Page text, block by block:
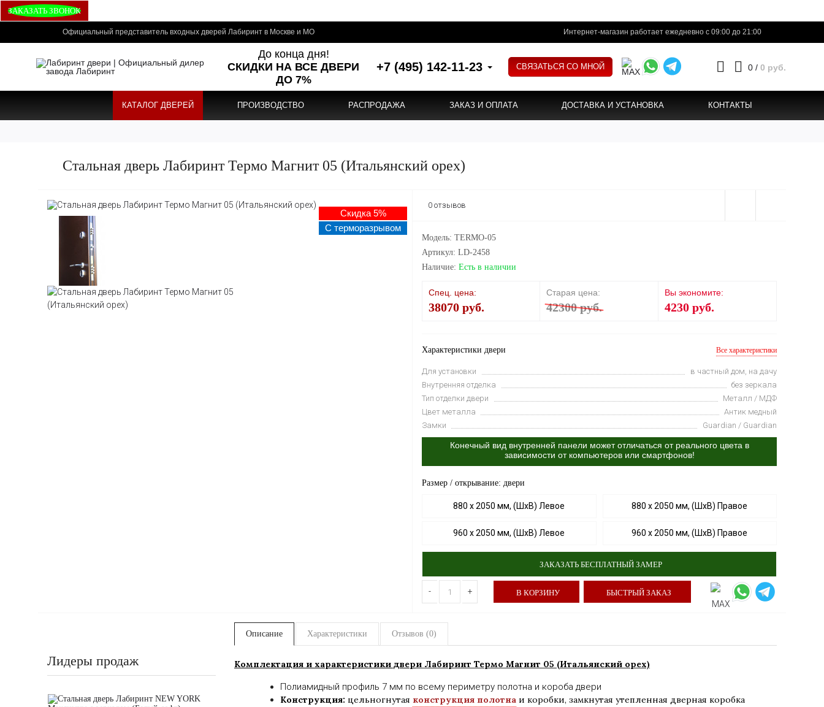
ЗАКАЗАТЬ ЗВОНОК
Официальный представитель входных дверей Лабиринт в Москве и МО Интернет-магазин работает ежедневно с 09:00 до 21:00
До конца дня!
СКИДКИ НА ВСЕ ДВЕРИ
ДО 7%
+7 (495) 142-11-23 СВЯЗАТЬСЯ СО МНОЙ 0 / 0 руб.
КАТАЛОГ ДВЕРЕЙ ПРОИЗВОДСТВО РАСПРОДАЖА ЗАКАЗ И ОПЛАТА ДОСТАВКА И УСТАНОВКА КОНТАКТЫ
Стальная дверь Лабиринт Термо Магнит 05 (Итальянский орех)
Скидка 5%
С терморазрывом
0 отзывов
Модель: TERMO-05
Артикул: LD-2458
Наличие: Есть в наличии
Спец. цена:
38070 руб.
Старая цена:
42300 руб.
Вы экономите:
4230 руб.
Характеристики двери Все характеристики
Для установки
в частный дом, на дачу
Внутренняя отделка
без зеркала
Тип отделки двери
Металл / МДФ
Цвет металла
Антик медный
Замки
Guardian / Guardian
Конечный вид внутренней панели может отличаться от реального цвета в
зависимости от компьютеров или смартфонов!
Размер / открывание: двери
880 х 2050 мм, (ШхВ) Левое 880 х 2050 мм, (ШхВ) Правое
960 х 2050 мм, (ШхВ) Левое 960 х 2050 мм, (ШхВ) Правое
ЗАКАЗАТЬ БЕСПЛАТНЫЙ ЗАМЕР
- + В КОРЗИНУ БЫСТРЫЙ ЗАКАЗ
Лидеры продаж
Описание Характеристики Отзывов (0)
Комплектация и характеристики двери Лабиринт Термо Магнит 05 (Итальянский орех)
Полиамидный профиль 7 мм по всему периметру полотна и короба двери
Конструкция: цельногнутая конструкция полотна и коробки, замкнутая утепленная дверная коробка